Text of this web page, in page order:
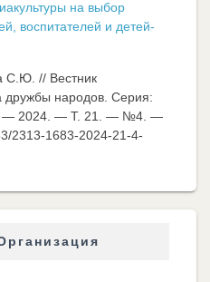
на выбор
воспитателей и детей-
С.Ю. // Вестник
дружбы народов. Серия:
— 2024. — Т. 21. — №4. —
2313-1683-2024-21-4-